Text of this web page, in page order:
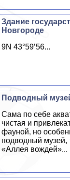
Здание
Новгороде
9N 43°59’56...
Подводный
Сама по себе
чистая и
фауной, но
подводный музей,
«Аллея вождей»...